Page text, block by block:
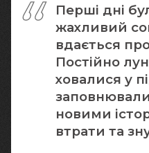
Перші дні
жахливий
вдається
Постійно
ховалися у
новими
втрати та